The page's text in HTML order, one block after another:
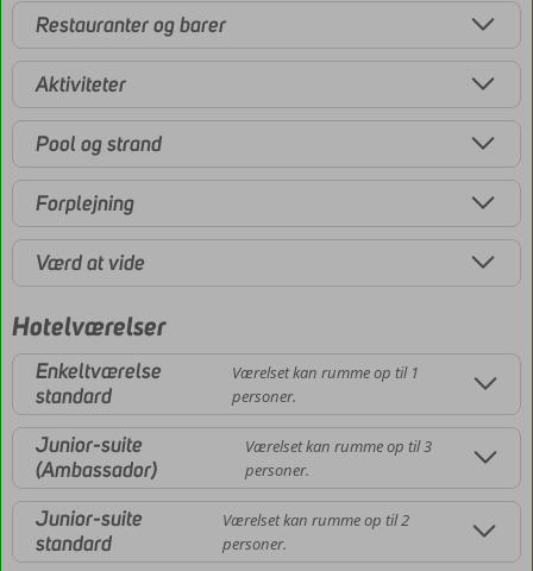
Restauranter og barer
Aktiviteter
Pool og strand
Forplejning
Værd at vide
Hotelværelser
Enkeltværelse
standard
Værelset kan rumme op til 1
personer.
Junior-suite
(Ambassador)
Værelset kan rumme op til 3
personer.
Junior-suite
standard
Værelset kan rumme op til 2
personer.